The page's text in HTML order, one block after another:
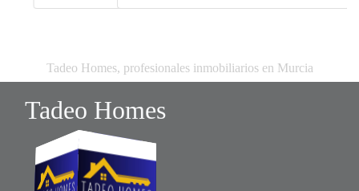
Tadeo Homes, profesionales inmobiliarios en Murcia
Tadeo Homes